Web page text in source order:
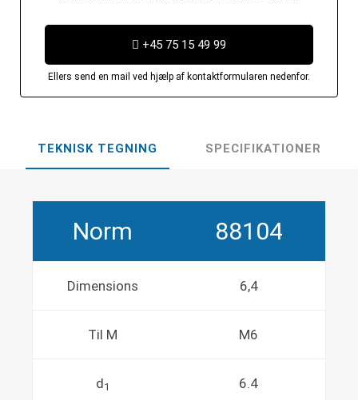
+45 75 15 49 99
Ellers send en mail ved hjælp af kontaktformularen nedenfor.
TEKNISK TEGNING SPECIFIKATIONER
Norm 88104
Dimensions 6,4
Til M M6
d1 6.4